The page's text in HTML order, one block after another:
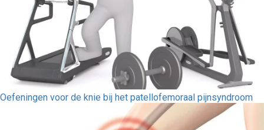
Oefeningen voor de knie bij het patellofemoraal pijnsyndroom